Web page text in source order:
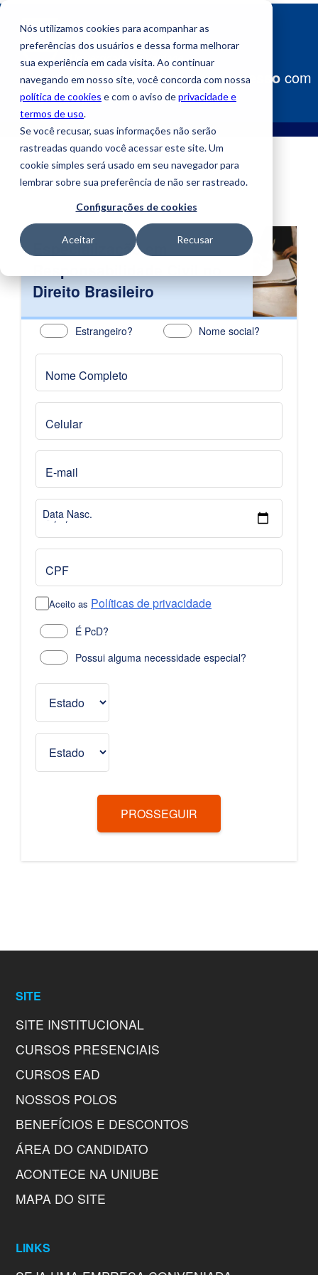
Nós utilizamos cookies para acompanhar as
preferências dos usuários e dessa forma melhorar
sua experiência em cada visita. Ao continuar
navegando em nosso site, você concorda com nossa
política de cookies e com o aviso deprivacidade e
termos de uso.
Se você recusar, suas informações não serão
rastreadas quando você acessar este site. Um
cookie simples será usado em seu navegador para
lembrar sobre sua preferência de não ser rastreado.
Configurações de cookies
Aceitar Recusar
Construaseu caminho para o sucesso com
a Uniube!
Especialização em
Direito Brasileiro
Estrangeiro? Nome social?
Nome Completo
Celular
E-mail
Data Nasc.
CPF
Aceito as Políticas de privacidade
É PcD?
Possui alguma necessidade especial?
PROSSEGUIR
SITE
SITE INSTITUCIONAL
CURSOS PRESENCIAIS
CURSOS EAD
NOSSOS POLOS
BENEFÍCIOS E DESCONTOS
ÁREA DO CANDIDATO
ACONTECE NA UNIUBE
MAPA DO SITE
LINKS